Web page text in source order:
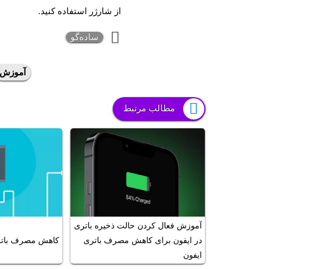
از شارژر استفاده کنید.
ساده‌گو
آموزش
مطالب مرتبط
آموزش فعال کردن حالت ذخیره باتری
در ایفون برای کاهش مصرف باتری
ایفون
کاهش مصرف